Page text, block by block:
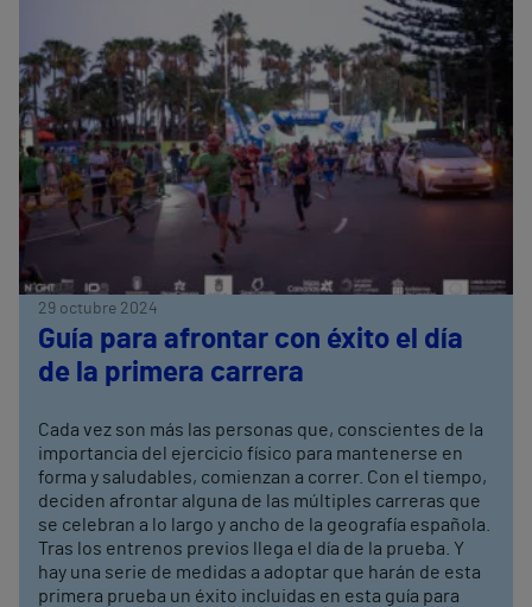
29 octubre 2024
Guía para afrontar con éxito el día
de la primera carrera
Cada vez son más las personas que, conscientes de la
importancia del ejercicio físico para mantenerse en
forma y saludables, comienzan a correr. Con el tiempo,
deciden afrontar alguna de las múltiples carreras que
se celebran a lo largo y ancho de la geografía española.
Tras los entrenos previos llega el día de la prueba. Y
hay una serie de medidas a adoptar que harán de esta
primera prueba un éxito incluidas en esta guía para